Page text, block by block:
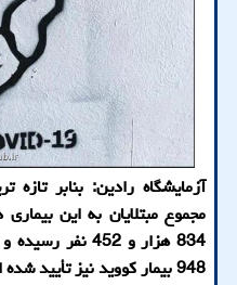
آزمایشگاه رادین: بنابر
948 بیمار کووید نیز تأیید شده است.